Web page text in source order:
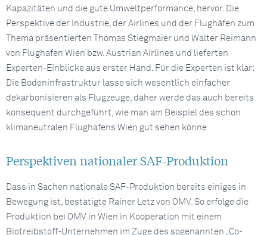
Kapazitäten und die gute Umweltperformance, hervor. Die
Perspektive der Industrie, der Airlines und der Flughäfen zum
Thema präsentierten Thomas Stiegmaier und Walter Reimann
von Flughafen Wien bzw. Austrian Airlines und lieferten
Experten-Einblicke aus erster Hand. Für die Experten ist klar:
Die Bodeninfrastruktur lasse sich wesentlich einfacher
dekarbonisieren als Flugzeuge, daher werde das auch bereits
konsequent durchgeführt, wie man am Beispiel des schon
klimaneutralen Flughafens Wien gut sehen könne.
Perspektiven nationaler SAF-Produktion
Dass in Sachen nationale SAF-Produktion bereits einiges in
Bewegung ist, bestätigte Rainer Letz von OMV. So erfolge die
Produktion bei OMV in Wien in Kooperation mit einem
Biotreibstoff-Unternehmen im Zuge des sogenannten „Co-